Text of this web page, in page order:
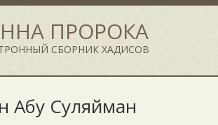
ПРОРОКА
СБОРНИК ХАДИСОВ
Абу Суляйман